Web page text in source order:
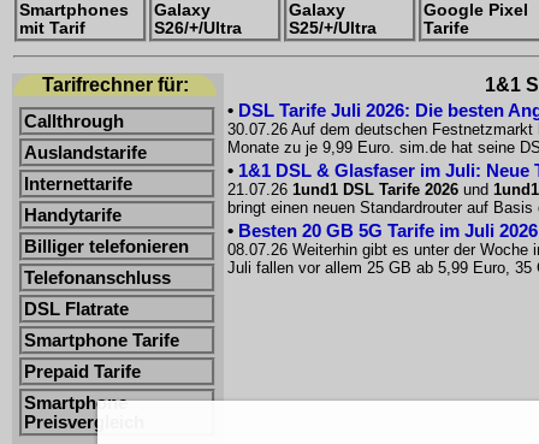
Smartphones
mit Tarif
Galaxy
S26/+/Ultra
Galaxy
S25/+/Ultra
Google Pixel
Tarife
Tarifrechner für:
Callthrough
Auslandstarife
Internettarife
Handytarife
Billiger telefonieren
Telefonanschluss
DSL Flatrate
Smartphone Tarife
Prepaid Tarife
Smartphone
Preisvergleich
1&1
• DSL Tarife Juli 2026: Die besten
30.07.26 Auf dem deutschen
Monate zu je 9,99 Euro. sim.de hat seine
• 1&1 DSL & Glasfaser im Juli: Neue
21.07.26 1und1 DSL Tarife 2026 und
bringt einen neuen Standardrouter auf
• Besten 20 GB 5G Tarife im Juli
08.07.26 Weiterhin gibt es unter der Woche
Juli fallen vor allem 25 GB ab 5,99 Euro,